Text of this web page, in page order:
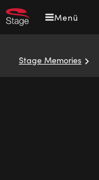
Direkt
zum
Menü
Pfadnavigation
Stage Memories